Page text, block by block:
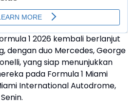
1 2026 kembali berlanjut
dengan duo Mercedes, George
yang siap menunjukkan
pada Formula 1 Miami
International Autodrome,